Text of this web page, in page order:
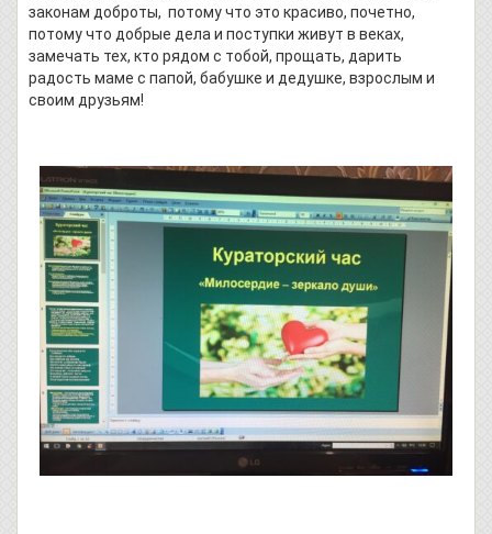
законам доброты, потому что это красиво, почетно,
потому что добрые дела и поступки живут в веках,
замечать тех, кто рядом с тобой, прощать, дарить
радость маме с папой, бабушке и дедушке, взрослым и
своим друзьям!